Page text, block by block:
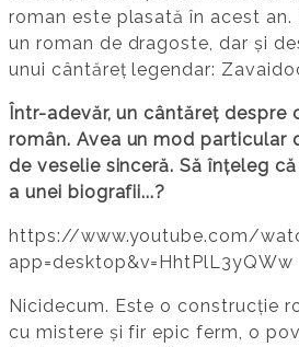
roman este plasată în acest an.
un roman de dragoste, dar și
unui cântăreț legendar:
Într-adevăr, un cântăreț despre
român. Avea un mod particular
de veselie sinceră. Să înțeleg
a unei biografii...?
https://www.youtube.com/
app=desktop&v=HhtPlL3yQWw
Nicidecum. Este o construcție
cu mistere și fir epic ferm, o